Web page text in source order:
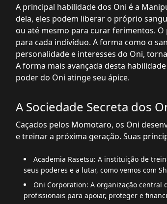
A principal habilidade dos Oni é a
dela, eles podem liberar o próprio
ou até mesmo para curar ferimentos.
para cada indivíduo. A forma como o
personalidade e interesses do Oni,
A forma mais avançada desta
poder do Oni atinge seu ápice.
A Sociedade Secreta dos
Caçados pelos Momotaro, os Oni
e treinar a próxima geração. Suas
Academia Rasetsu: A instituição de
seus poderes e a lutar, como vemos com
Oni Corporation: A organização
profissionais para apoiar, proteger e